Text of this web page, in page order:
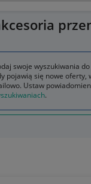
Firma i usługi Przemysł
Mazowieckie, +0
swoje wyszukiwania
pojawią się nowe oferty,
Ustaw
.